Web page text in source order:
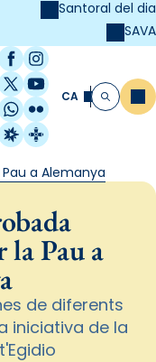
Santoral del dia
SAVA
Facebook
Instagram
X / Twitter
YouTube
WhatsApp
Flickr
Radio Estel
Catalunya
CA Cerca
a Alemanya
Pau a
de diferents
iniciativa de la